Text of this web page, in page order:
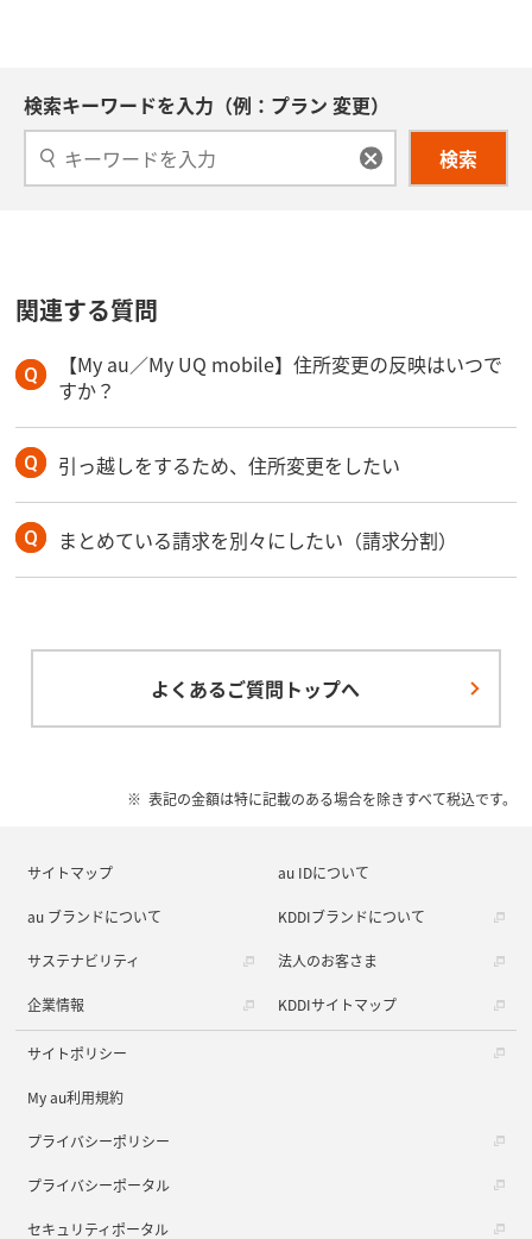
検索キーワードを入力（例：プラン 変更）
検索
関連する質問
【My au／My UQ mobile】住所変更の反映はいつで
すか？
引っ越しをするため、住所変更をしたい
まとめている請求を別々にしたい（請求分割）
よくあるご質問トップへ
表記の金額は特に記載のある場合を除きすべて税込です。
サイトマップ au IDについて
au ブランドについて KDDIブランドについて
サステナビリティ 法人のお客さま
企業情報 KDDIサイトマップ
サイトポリシー
My au利用規約
プライバシーポリシー
プライバシーポータル
セキュリティポータル